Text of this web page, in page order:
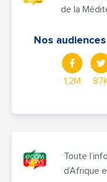
de la
Nos
1,2M
Toute
d’Afrique